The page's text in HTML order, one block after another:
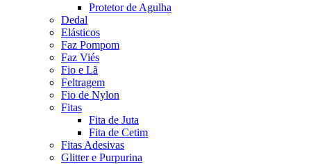
Protetor de Agulha
Dedal
Elásticos
Faz Pompom
Faz Viés
Fio e Lã
Feltragem
Fio de Nylon
Fitas
Fita de Juta
Fita de Cetim
Fitas Adesivas
Glitter e Purpurina